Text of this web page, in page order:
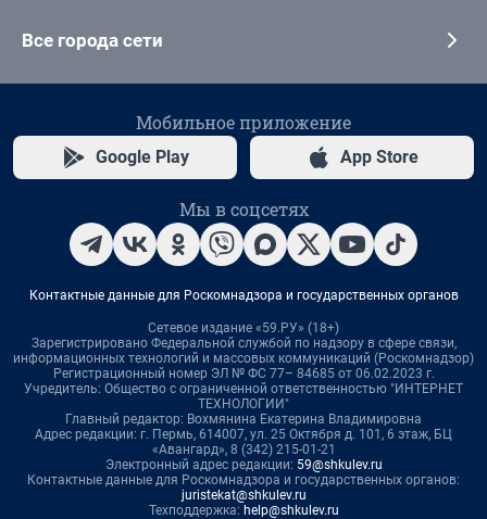
Все города сети
Мобильное приложение
Google Play App Store
Мы в соцсетях
Контактные данные для Роскомнадзора и государственных органов
Сетевое издание «59.РУ» (18+)
Зарегистрировано Федеральной службой по надзору в сфере связи,
информационных технологий и массовых коммуникаций (Роскомнадзор)
Регистрационный номер ЭЛ № ФС 77– 84685 от 06.02.2023 г.
Учредитель: Общество с ограниченной ответственностью "ИНТЕРНЕТ
ТЕХНОЛОГИИ"
Главный редактор: Вохмянина Екатерина Владимировна
Адрес редакции: г. Пермь, 614007, ул. 25 Октября д. 101, 6 этаж, БЦ
«Авангард», 8 (342) 215-01-21
Электронный адрес редакции: 59@shkulev.ru
Контактные данные для Роскомнадзора и государственных органов:
juristekat@shkulev.ru
Техподдержка: help@shkulev.ru